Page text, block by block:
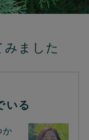
みました
いる
か